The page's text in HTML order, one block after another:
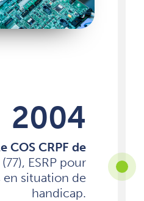
2004
COS CRPF de
(77), ESRP pour
en situation de
handicap.